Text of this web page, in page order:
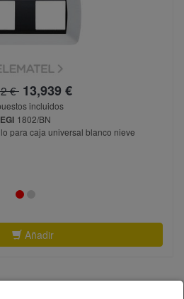
€ 13,939 €
incluidos
EGI 1802/BN
para caja universal blanco nieve
Añadir